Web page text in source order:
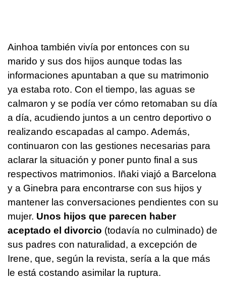
Ainhoa también vivía por entonces con su
marido y sus dos hijos aunque todas las
informaciones apuntaban a que su matrimonio
ya estaba roto. Con el tiempo, las aguas se
calmaron y se podía ver cómo retomaban su día
a día, acudiendo juntos a un centro deportivo o
realizando escapadas al campo. Además,
continuaron con las gestiones necesarias para
aclarar la situación y poner punto final a sus
respectivos matrimonios. Iñaki viajó a Barcelona
y a Ginebra para encontrarse con sus hijos y
mantener las conversaciones pendientes con su
mujer. Unos hijos que parecen haber
aceptado el divorcio (todavía no culminado) de
sus padres con naturalidad, a excepción de
Irene, que, según la revista, sería a la que más
le está costando asimilar la ruptura.